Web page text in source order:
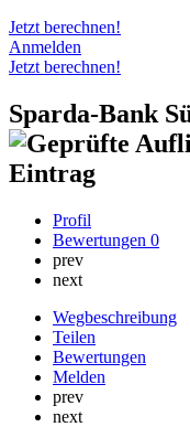
Jetzt berechnen!
Anmelden
Jetzt berechnen!
Sparda-Bank
Eintrag
Profil
Bewertungen 0
prev
next
Wegbeschreibung
Teilen
Bewertungen
Melden
prev
next